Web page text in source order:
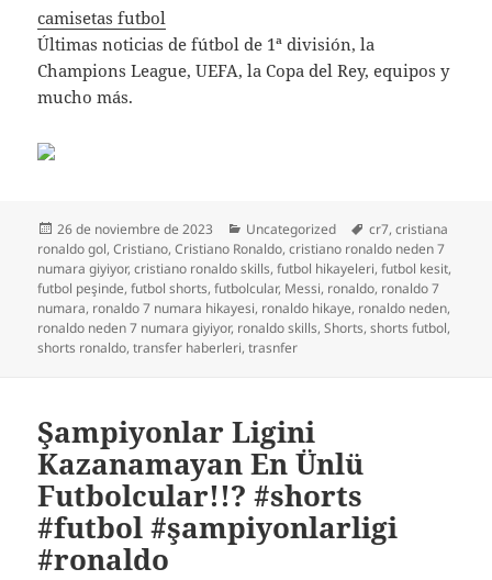
camisetas futbol
Últimas noticias de fútbol de 1ª división, la
Champions League, UEFA, la Copa del Rey, equipos y
mucho más.
Publicado
el
26 de noviembre de 2023 Categorías
Uncategorized Etiquetas
cr7,cristiana
ronaldo gol,Cristiano,Cristiano Ronaldo,cristiano ronaldo neden 7
numara giyiyor,cristiano ronaldo skills,futbol hikayeleri,futbol kesit,
futbol peşinde,futbol shorts,futbolcular, Messi, ronaldo, ronaldo 7
numara, ronaldo 7 numara hikayesi, ronaldo hikaye, ronaldo neden,
ronaldo neden 7 numara giyiyor, ronaldo skills,Shorts,shorts futbol,
shorts ronaldo,transfer haberleri,trasnfer
Şampiyonlar Ligini
Kazanamayan En Ünlü
Futbolcular!!? #shorts
#futbol #şampiyonlarligi
#ronaldo